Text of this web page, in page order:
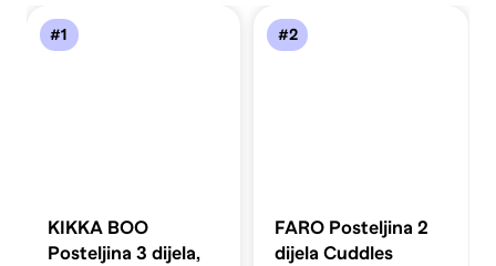
#1
KIKKA BOO
Posteljina 3 dijela,
#2
FARO Posteljina 2
dijela Cuddles